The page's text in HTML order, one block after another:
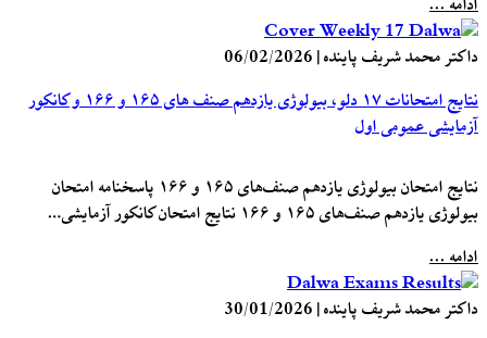
داکتر محمد شریف پاینده|
06/02/2026
نتایج امتحانات ۱۷ دلو، بیولوژی یازدهم صنف های ۱۶۵ و ۱۶۶ و کانکور
آزمایشی عمومی اول
نتایج امتحان بیولوژی یازدهم صنف‌های ۱۶۵ و ۱۶۶ پاسخنامه امتحان
بیولوژی یازدهم صنف‌های ۱۶۵ و ۱۶۶ نتایج امتحان کانکور آزمایشی…
ادامه ...
داکتر محمد شریف پاینده|
30/01/2026